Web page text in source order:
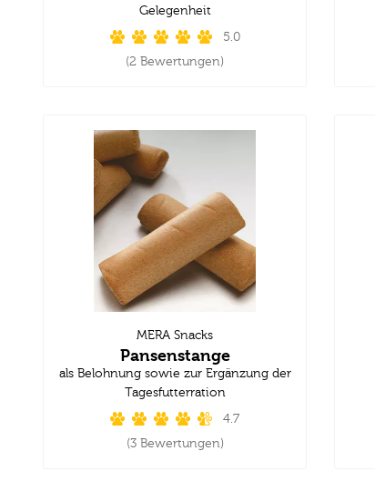
Gelegenheit
5.0
(2 Bewertungen)
MERA Snacks
Pansenstange
als Belohnung sowie zur Ergänzung der
Tagesfutterration
4.7
(3 Bewertungen)